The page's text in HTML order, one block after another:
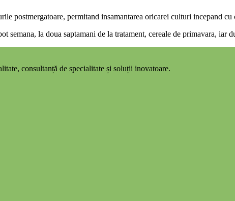
postmergatoare, permitand insamantarea oricarei culturi incepand cu
semana, la doua saptamani de la tratament, cereale de primavara, iar
consultanță de specialitate și soluții inovatoare.